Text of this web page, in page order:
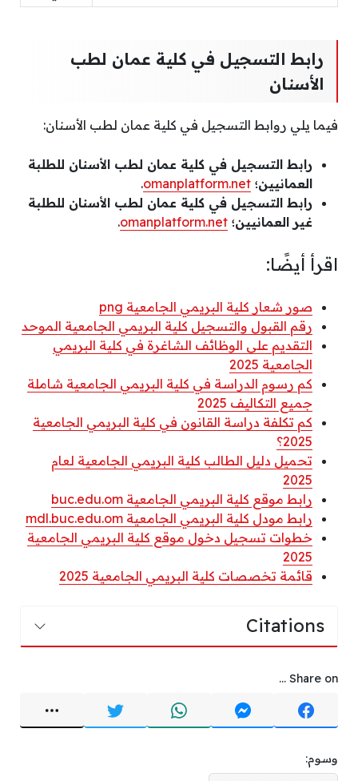
رابط التسجيل في كلية عمان لطب
الأسنان
فيما يلي روابط التسجيل في كلية عمان لطب الأسنان:
رابط التسجيل في كلية عمان لطب الأسنان للطلبة
العمانيين؛ omanplatform.net
.
رابط التسجيل في كلية عمان لطب الأسنان للطلبة
غير العمانيين؛ omanplatform.net
.
اقرأ أيضًا:
صور شعار كلية البريمي الجامعية png
رقم القبول والتسجيل كلية البريمي الجامعية الموحد
التقديم على الوظائف الشاغرة في كلية البريمي
الجامعية 2025
كم رسوم الدراسة في كلية البريمي الجامعية شاملة
جميع التكاليف 2025
كم تكلفة دراسة القانون في كلية البريمي الجامعية
2025؟
تحميل دليل الطالب كلية البريمي الجامعية لعام
2025
رابط موقع كلية البريمي الجامعية buc.edu.om
رابط مودل كلية البريمي الجامعية mdl.buc.edu.om
خطوات تسجيل دخول موقع كلية البريمي الجامعية
2025
قائمة تخصصات كلية البريمي الجامعية 2025
Citations
Share on ...
وسوم: